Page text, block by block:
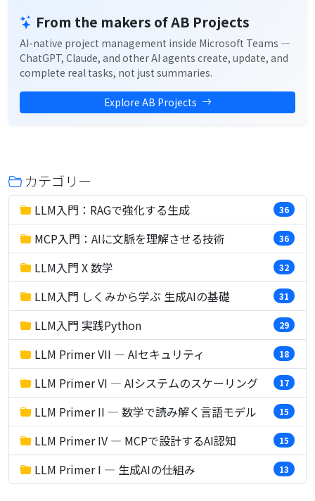
From the makers of AB Projects
AI-native project management inside Microsoft Teams —
ChatGPT, Claude, and other AI agents create, update, and
complete real tasks, not just summaries.
Explore AB Projects
カテゴリー
LLM入門：RAGで強化する生成 36
MCP入門：AIに文脈を理解させる技術 36
LLM入門 X 数学 32
LLM入門 しくみから学ぶ 生成AIの基礎 31
LLM入門 実践Python 29
LLM Primer VII — AIセキュリティ 18
LLM Primer VI — AIシステムのスケーリング 17
LLM Primer II — 数学で読み解く言語モデル 15
LLM Primer IV — MCPで設計するAI認知 15
LLM Primer I — 生成AIの仕組み 13